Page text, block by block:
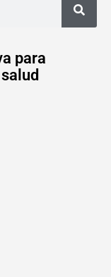
para